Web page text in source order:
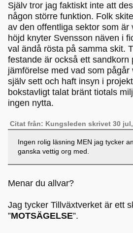
Själv tror jag faktiskt inte att
någon större funktion. Folk
av den offentliga sektor som är
höjd knyter Svensson näven i
val ändå rösta på samma skit.
festande är också ett sandkorn
jämförelse med vad som
själv sett och haft insyn i
bokstavligt talat bränt tiotals
ingen nytta.
Citat från: Kungsleden skrivet 30
Ingen rolig läsning MEN jag tycker
ganska vettig org med.
Menar du allvar?
Jag tycker Tillväxtverket är ett
”MOTSÄGELSE”.